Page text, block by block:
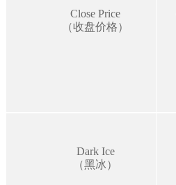
Close Price
（收盘价格）
Dark Ice
（黑冰）